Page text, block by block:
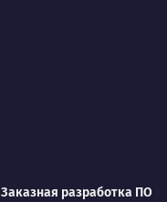
Заказная разработка ПО